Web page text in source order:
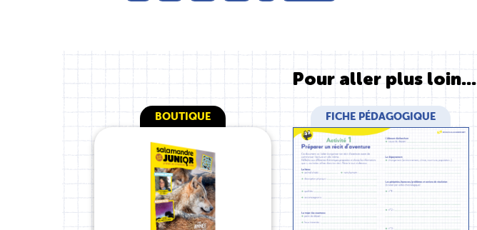
Pour aller plus loin...
BOUTIQUE FICHE PÉDAGOGIQUE